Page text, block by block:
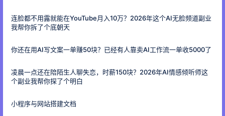
连脸都不用露就能在YouTube月入10万？2026年这个AI无脸频道副业
我帮你拆了个底朝天
你还在用AI写文案一单赚50块？已经有人靠卖AI工作流一单收5000了
凌晨一点还在陪陌生人聊失恋，时薪150块？2026年AI情感倾听师这
个副业我帮你探了个明白
小程序与网站搭建文档